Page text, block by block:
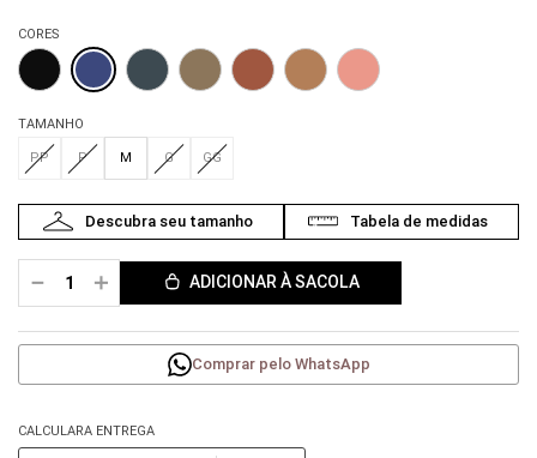
CORES
TAMANHO
PP P M G GG
＋
－ ADICIONAR À SACOLA
Comprar pelo WhatsApp
CALCULARA ENTREGA